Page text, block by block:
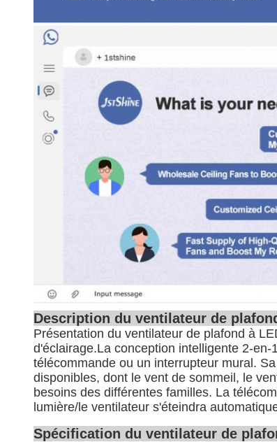
Description du ventilateur de
Présentation du ventilateur de plafond à
d'éclairage.La conception intelligente 2-
télécommande ou un interrupteur mural.
disponibles, dont le vent de sommeil, le
besoins des différentes familles. La
lumière/le ventilateur s'éteindra
Spécification du ventilateur de